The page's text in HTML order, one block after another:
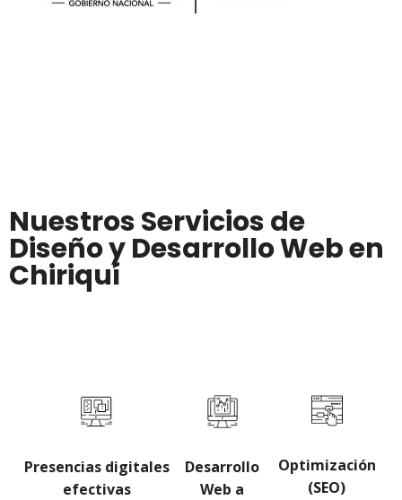
Nuestros Servicios de
Diseño y Desarrollo Web en
Chiriquí
Presencias digitales
efectivas
Desarrollo
Web a
Optimización
(SEO)